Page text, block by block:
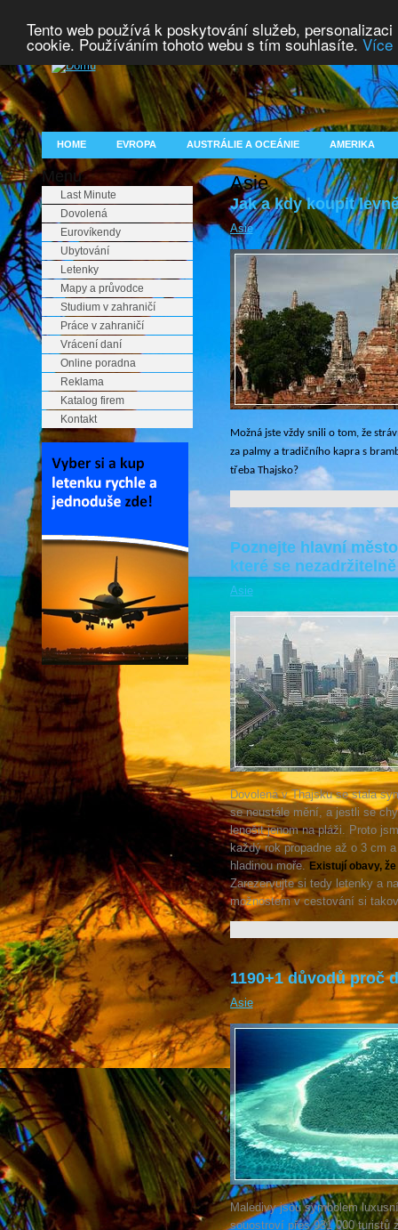
Tento web používá k poskytování služeb,
cookie. Používáním tohoto webu s tím souhlasíte. Více
HOME EVROPA AUSTRÁLIE A OCEÁNIE AMERIKA
Menu
Last Minute
Dovolená
Eurovíkendy
Ubytování
Letenky
Mapy a průvodce
Studium v zahraničí
Práce v zahraničí
Vrácení daní
Online poradna
Reklama
Katalog firem
Kontakt
Asie
Jak a kdy koupit
Asie
Možná jste vždy snili o tom, že
za palmy a tradičního kapra s
třeba Thajsko?
Poznejte hlavní
které se
Asie
Dovolená v Thajsku se stala
se neustále mění, a jestli se
lenošit jenom na pláži. Proto
každý rok propadne až o 3 cm
hladinou moře. Existují obavy,
Zarezervujte si tedy letenky a
možnostem v cestování si
1190+1 důvodů proč
Asie
Maledivy jsou symbolem
souostroví přes 931 000 turistů